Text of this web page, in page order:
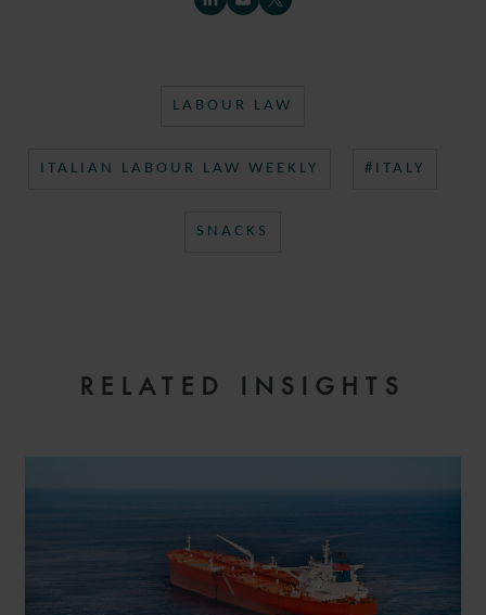
LABOUR LAW
ITALIAN LABOUR LAW WEEKLY #ITALY
SNACKS
RELATED INSIGHTS